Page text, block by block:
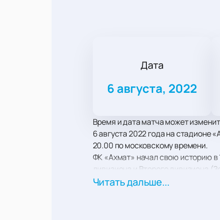
Дата
6 августа, 2022
Время и дата матча может
6 августа 2022 года на стадионе
20.00 по московскому времени.
ФК «Ахмат» начал свою историю в
дивизиона и Второго дивизиона
Премьер-Лиги финишировал на 7
Читать дальше...